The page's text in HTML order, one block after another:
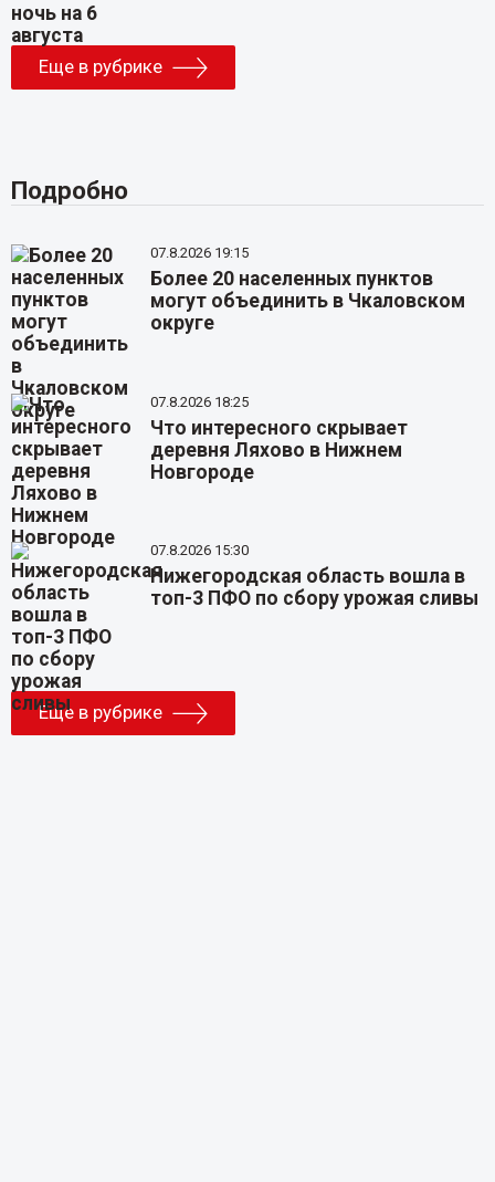
Еще в рубрике
Подробно
07.8.2026 19:15
Более 20 населенных пунктов
могут объединить в Чкаловском
округе
07.8.2026 18:25
Что интересного скрывает
деревня Ляхово в Нижнем
Новгороде
07.8.2026 15:30
Нижегородская область вошла в
топ-3 ПФО по сбору урожая сливы
Еще в рубрике